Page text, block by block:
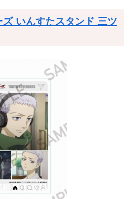
いんすたスタンド 三ツ